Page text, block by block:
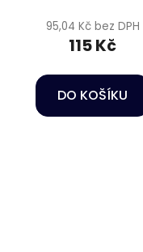
95,04 Kč bez DPH
115 Kč
DO KOŠÍKU